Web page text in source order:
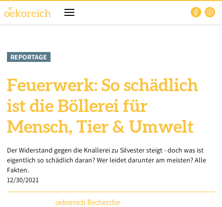
REPORTAGE
Feuerwerk: So schädlich
ist die Böllerei für
Mensch, Tier & Umwelt
Der Widerstand gegen die Knallerei zu Silvester steigt - doch was ist
eigentlich so schädlich daran? Wer leidet darunter am meisten? Alle
Fakten.
12/30/2021
oekoreich Recherche